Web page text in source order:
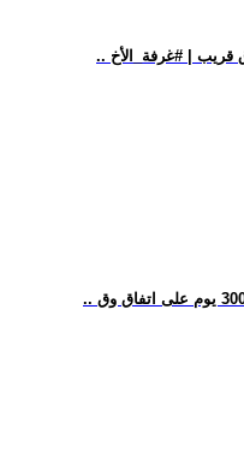
قريب | #غرفة_الأخ